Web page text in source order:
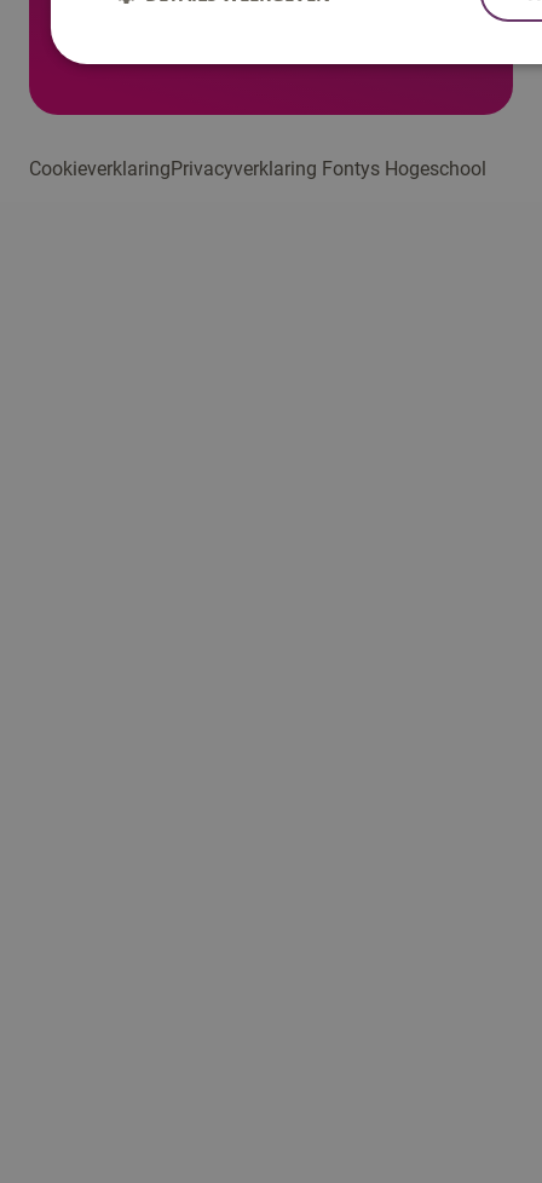
- SPECO Sportmarketing (bachelor voltijd)
CookieverklaringPrivacyverklaring Fontys Hogeschool